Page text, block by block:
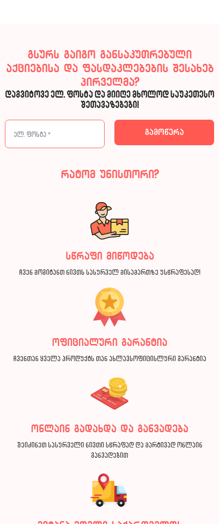
გსურს გაიგო განსაკუთრებული
აქციებისა და ფასდაკლებების შესახებ
პირველმა?
დაგვიტოვე ელ. ფოსტა და მიიღე მხოლოდ საუკეთესო
შეთავაზებები!
რატომ უნისთორი?
სწრაფი მიწოდება
ჩვენ მოგიტანთ ნივთს სასურველ მისამართზე უსწრაფესად!
ოფიციალური გარანტია
ჩვენთან ყველა პროდუქტს თან ახლავსოფიცისლური გარანტია
ონლაინ გადახდა და განვადება
შეიძინეთ სასურველი ნივთი სწრაფად და მარტივად ონლაინ
განვადებით